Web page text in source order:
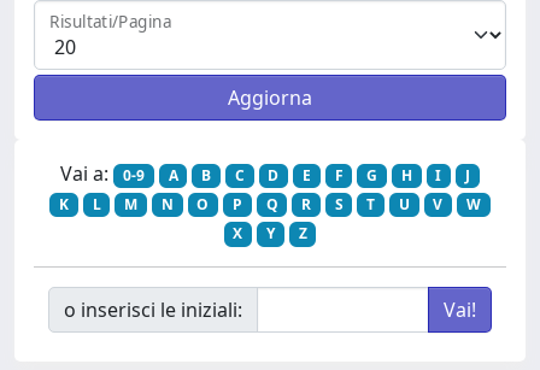
Risultati/Pagina
Vai a: 0-9 A B C D E F G H I
J
K
L M N O P Q R S T U V
W
X
Y Z
o inserisci le iniziali: